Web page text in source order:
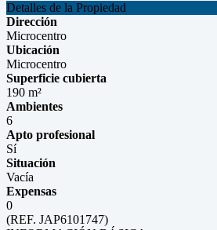
Detalles de la Propiedad
Dirección
Microcentro
Ubicación
Microcentro
Superficie cubierta
190 m²
Ambientes
6
Apto profesional
Sí
Situación
Vacía
Expensas
0
(REF. JAP6101747)